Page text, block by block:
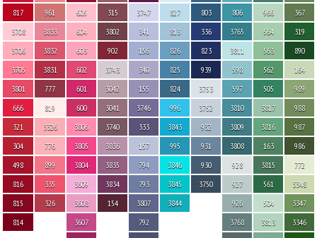
817
3708
3706
3705
3801
666
321
304
498
816
815
814
961
3833
3832
3831
777
819
3326
776
899
335
326
605
604
603
602
601
600
3806
3805
3804
3609
3608
3607
315
3802
902
3743
3042
3041
3740
3836
3835
3834
154
3747
341
156
340
155
3746
333
157
794
793
3807
792
827
813
826
825
824
996
3843
995
3846
3845
3844
803
336
823
939
3753
3752
932
931
930
3750
806
3765
3811
598
597
3810
3809
3808
928
927
926
3768
966
564
563
562
505
3817
3816
163
3815
561
504
3813
367
319
890
164
989
988
987
986
772
3348
3347
3346